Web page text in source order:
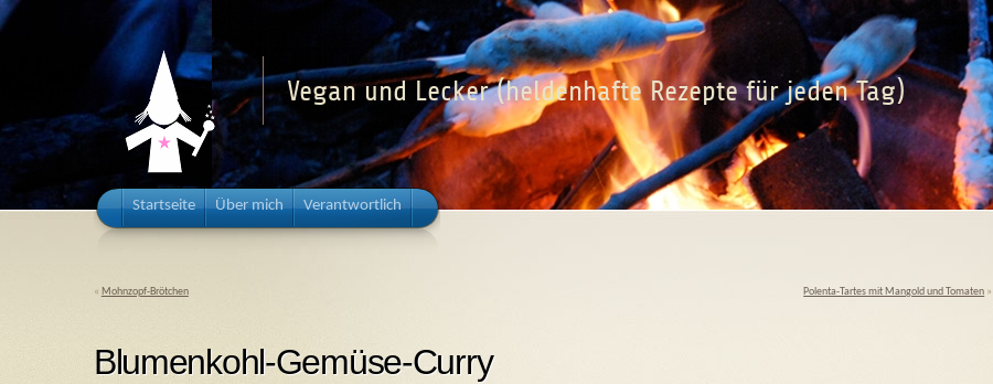
Vegan und Lecker (heldenhafte Rezepte für jeden Tag)
Startseite Über mich Verantwortlich
« Mohnzopf-Brötchen Polenta-Tartes mit Mangold und Tomaten »
Blumenkohl-Gemüse-Curry